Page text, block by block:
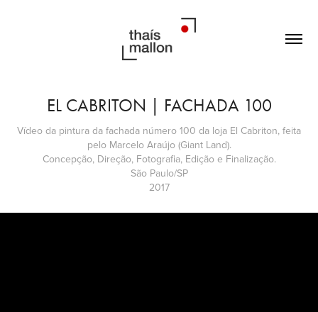
EL CABRITON | FACHADA 100
Vídeo da pintura da fachada número 100 da loja El Cabriton, feita
pelo Marcelo Araújo (Giant Land).
Concepção, Direção, Fotografia, Edição e Finalização.
São Paulo/SP
2017